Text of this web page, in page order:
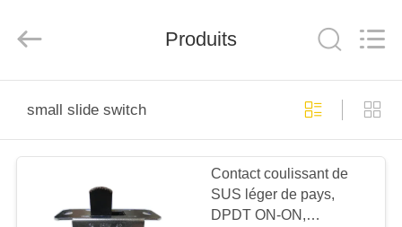
PRODUITS
VIDÉOS
Co.,Ltd.
Produits
small slide switch
Contact coulissant de
SUS léger de pays,
DPDT ON-ON,